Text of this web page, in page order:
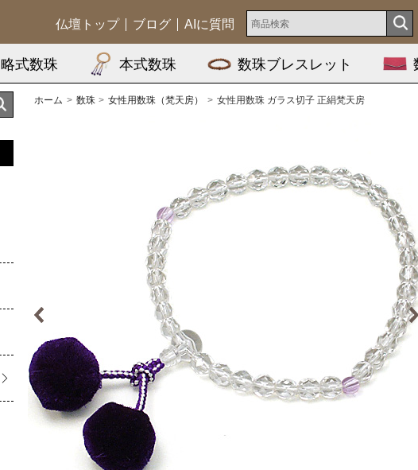
仏壇トップ ブログ AIに質問
略式数珠 本式数珠 数珠ブレスレット
ホーム 数珠 女性用数珠（梵天房） 女性用数珠 ガラス切子 正絹梵天房